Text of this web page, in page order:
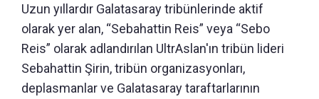
Uzun yıllardır Galatasaray tribünlerinde aktif
olarak yer alan, “Sebahattin Reis” veya “Sebo
Reis” olarak adlandırılan UltrAslan'ın tribün lideri
Sebahattin Şirin, tribün organizasyonları,
deplasmanlar ve Galatasaray taraftarlarının